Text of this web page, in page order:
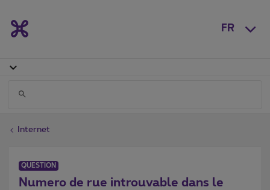
FR
Internet
QUESTION
Numero de rue introuvable dans le